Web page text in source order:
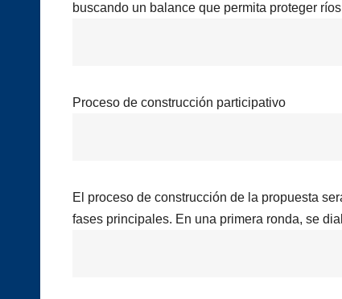
buscando un balance que permita proteger
Proceso de construcción participativo
El proceso de construcción de la propuesta
fases principales. En una primera ronda, se